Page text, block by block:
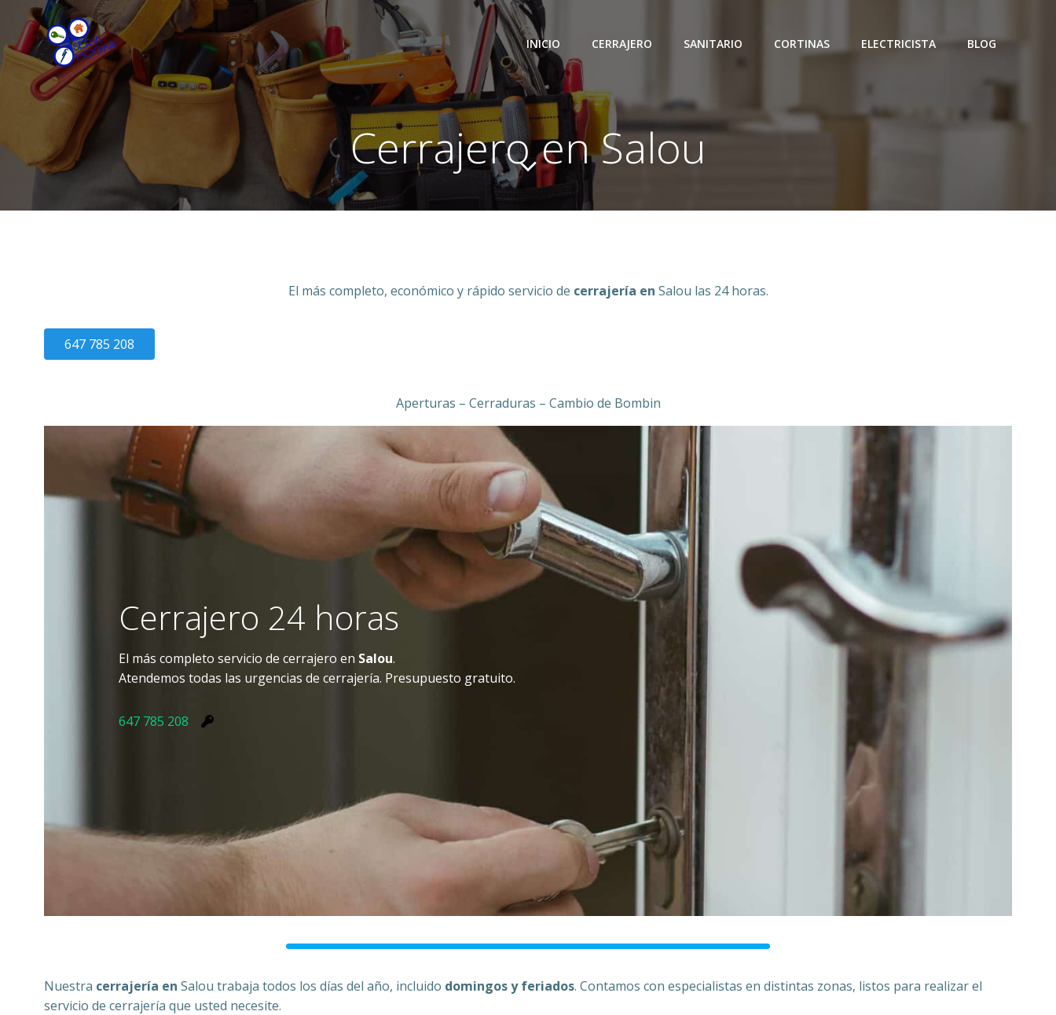
Saltar
contenido
INICIO CERRAJERO SANITARIO CORTINAS ELECTRICISTA BLOG
Cerrajero en Salou
El más completo, económico y rápido servicio de cerrajería en Salou las 24 horas.
647 785 208
Aperturas – Cerraduras – Cambio de Bombin
Cerrajero 24 horas
El más completo servicio de cerrajero en Salou.
Atendemos todas las urgencias de cerrajería. Presupuesto gratuito.
647 785 208
Nuestra cerrajería en Salou trabaja todos los días del año, incluido domingos y feriados. Contamos con especialistas en distintas zonas, listos para realizar el
servicio de cerrajería que usted necesite.